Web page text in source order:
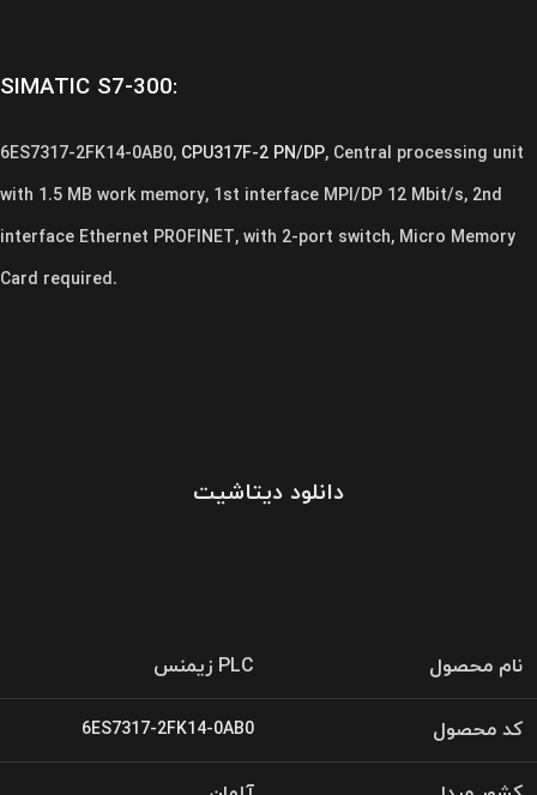
SIMATIC S7-300:
6ES7317-2FK14-0AB0, CPU317F-2 PN/DP, Central processing unit
with 1.5 MB work memory, 1st interface MPI/DP 12 Mbit/s, 2nd
interface Ethernet PROFINET, with 2-port switch, Micro Memory
Card required.
دانلود دیتاشیت
نام محصول PLC زیمنس
کد محصول 6ES7317-2FK14-0AB0